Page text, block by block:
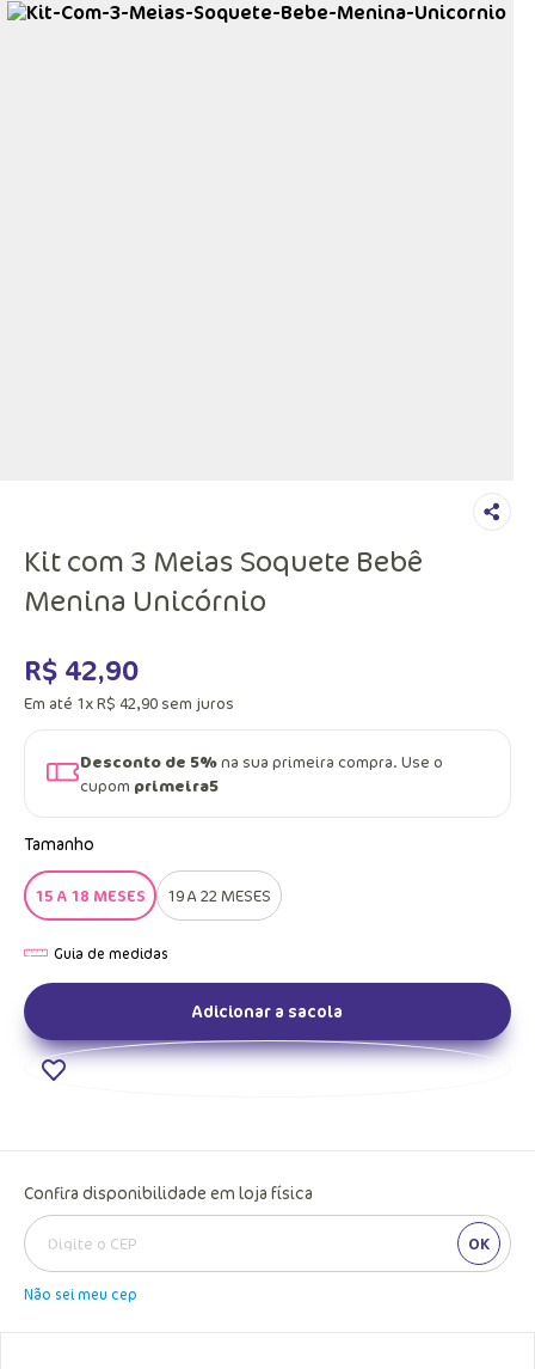
Kit com 3 Meias Soquete Bebê
Menina Unicórnio
R$ 42,90
Em até 1xR$ 42,90 sem juros
Desconto de 5%na sua primeira compra. Use o
cupom primeira5
Tamanho
15 A 18 MESES 19 A 22 MESES
Adicionar a sacola
Confira disponibilidade em loja física
OK
Não sei meu cep